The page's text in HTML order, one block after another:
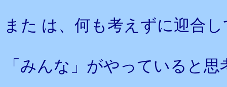
また は、何も考えずに迎合
「みんな」がやっていると